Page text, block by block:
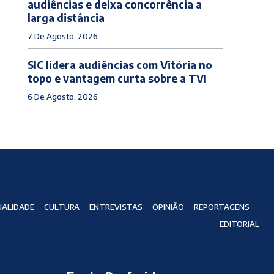
audiências e deixa concorrência a
larga distância
7 De Agosto, 2026
SIC lidera audiências com Vitória no
topo e vantagem curta sobre a TVI
6 De Agosto, 2026
CULTURA ENTREVISTAS OPINIÃO
REPORTAGENS
EDITORIAL